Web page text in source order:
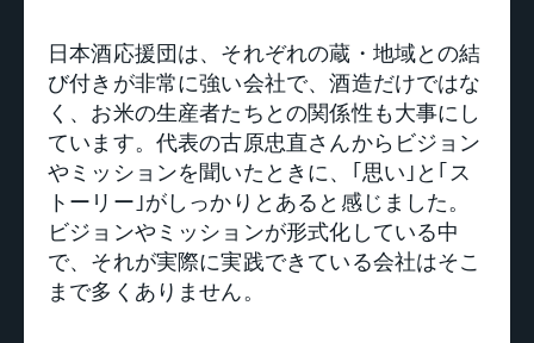
日本酒応援団は、それぞれの蔵・地域との結
び付きが非常に強い会社で、酒造だけではな
く、お米の生産者たちとの関係性も大事にし
ています。代表の古原忠直さんからビジョン
やミッションを聞いたときに、｢思い｣と｢ス
トーリー｣がしっかりとあると感じました。
ビジョンやミッションが形式化している中
で、それが実際に実践できている会社はそこ
まで多くありません。